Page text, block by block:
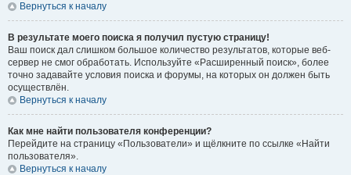
Вернуться к началу
В результате моего поиска я получил пустую страницу!
Ваш поиск дал слишком большое количество результатов, которые веб-
сервер не смог обработать. Используйте «Расширенный поиск», более
точно задавайте условия поиска и форумы, на которых он должен быть
осуществлён.
Вернуться к началу
Как мне найти пользователя конференции?
Перейдите на страницу «Пользователи» и щёлкните по ссылке «Найти
пользователя».
Вернуться к началу